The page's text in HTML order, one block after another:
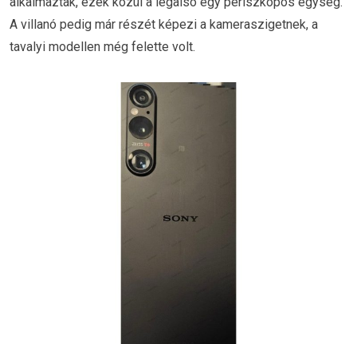
A villanó pedig már részét képezi a kameraszigetnek, a
tavalyi modellen még felette volt.